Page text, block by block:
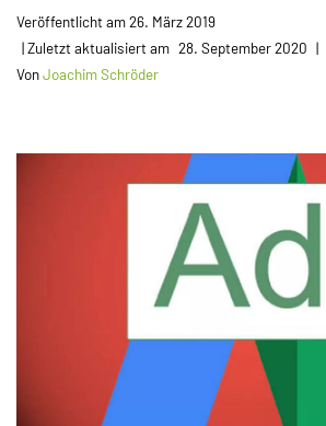
Veröffentlicht am26. März 2019
28. September 2020
VonJoachim Schröder